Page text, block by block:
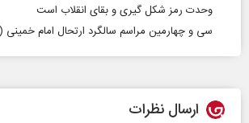
وحدت رمز شکل گیری و بقای انقلاب است
سی و چهارمین مراسم سالگرد ارتحال امام خمینی
ارسال نظرات